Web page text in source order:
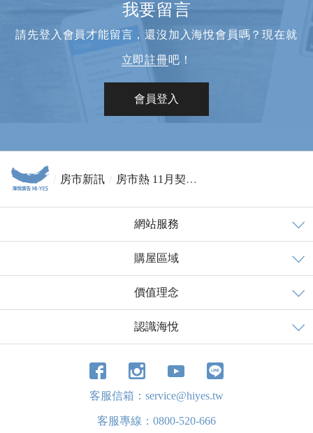
我要留言
請先登入會員才能留言，還沒加入海悅會員嗎？現在就
立即註冊吧！
會員登入
房市新訊 房市熱 11月契稅金額創近5年新高
網站服務
購屋區域
價值理念
認識海悅
客服信箱：service@hiyes.tw
客服專線：0800-520-666